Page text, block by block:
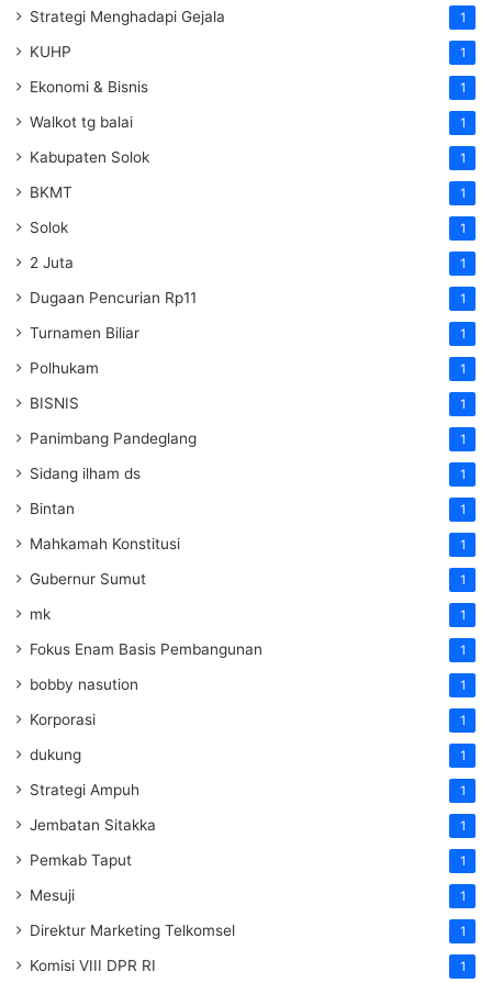
Strategi Menghadapi Gejala 1
KUHP 1
Ekonomi & Bisnis 1
Walkot tg balai 1
Kabupaten Solok 1
BKMT 1
Solok 1
2 Juta 1
Dugaan Pencurian Rp11 1
Turnamen Biliar 1
Polhukam 1
BISNIS 1
Panimbang Pandeglang 1
Sidang ilham ds 1
Bintan 1
Mahkamah Konstitusi 1
Gubernur Sumut 1
mk 1
Fokus Enam Basis Pembangunan 1
bobby nasution 1
Korporasi 1
dukung 1
Strategi Ampuh 1
Jembatan Sitakka 1
Pemkab Taput 1
Mesuji 1
Direktur Marketing Telkomsel 1
Komisi VIII DPR RI 1